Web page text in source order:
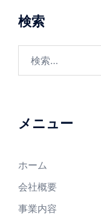
検索
メニュー
ホーム
会社概要
事業内容